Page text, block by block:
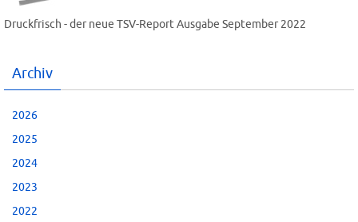
Druckfrisch - der neue TSV-Report Ausgabe September 2022
Archiv
2026
2025
2024
2023
2022